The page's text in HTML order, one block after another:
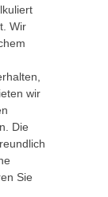
Wir
wir
Die
Sie